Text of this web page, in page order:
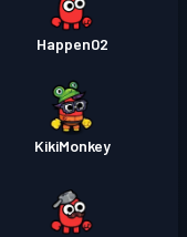
Happen02
KikiMonkey